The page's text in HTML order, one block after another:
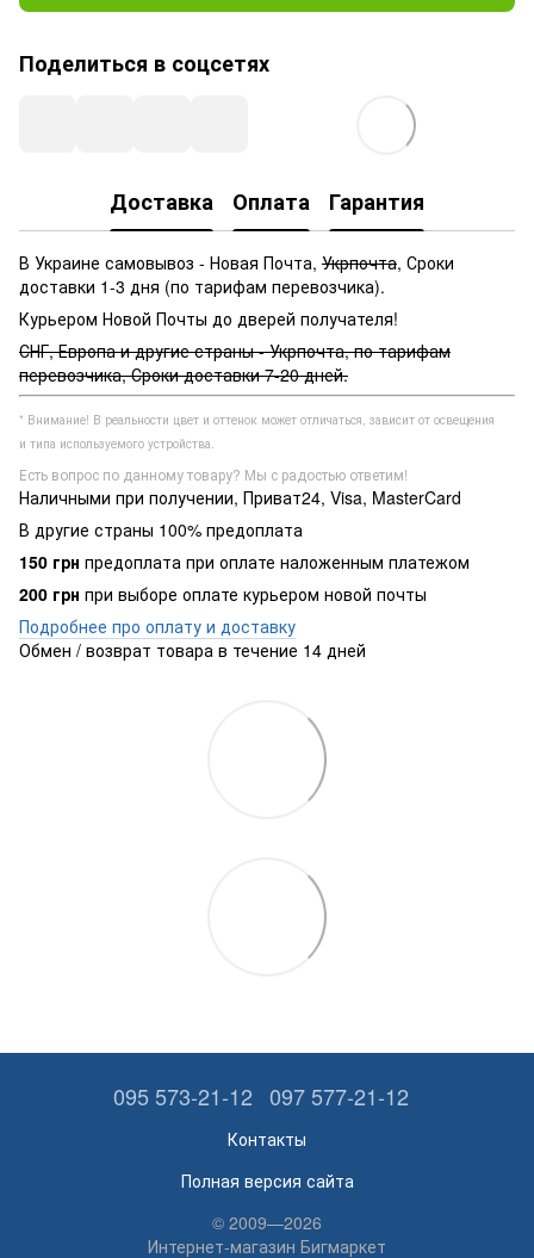
Поделиться в соцсетях
Доставка Оплата Гарантия
В Украине самовывоз - Новая Почта, Укрпочта, Сроки
доставки 1-3 дня (по тарифам перевозчика).
Курьером Новой Почты до дверей получателя!
СНГ, Европа и другие страны - Укрпочта, по тарифам
перевозчика, Сроки доставки 7-20 дней.
* Внимание! В реальности цвет и оттенок может отличаться, зависит от освещения
и типа используемого устройства.
Есть вопрос по данному товару? Мы с радостью ответим!
Наличными при получении, Приват24, Visa, MasterCard
В другие страны 100% предоплата
150 грн предоплата при оплате наложенным платежом
200 грн при выборе оплате курьером новой почты
Подробнее про оплату и доставку
Обмен / возврат товара в течение 14 дней
095 573-21-12 097 577-21-12
Контакты
Полная версия сайта
© 2009—2026
Интернет-магазин Бигмаркет